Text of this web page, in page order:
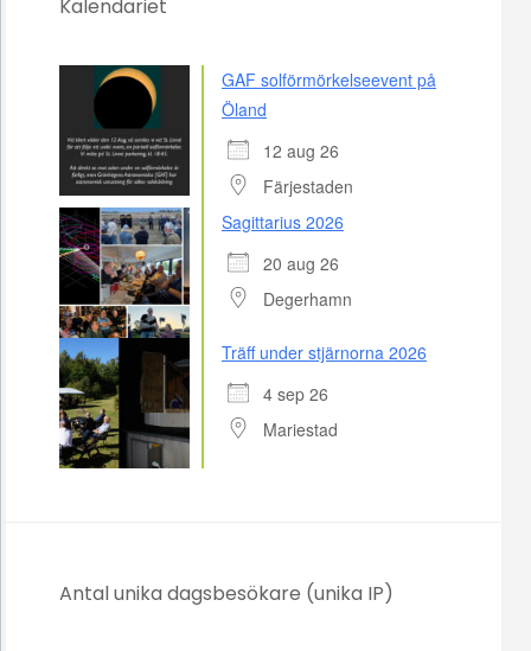
Kalendariet
GAF solförmörkelseevent på
Öland
12 aug 26
Färjestaden
Sagittarius 2026
20 aug 26
Degerhamn
Träff under stjärnorna 2026
4 sep 26
Mariestad
Antal unika dagsbesökare (unika IP)